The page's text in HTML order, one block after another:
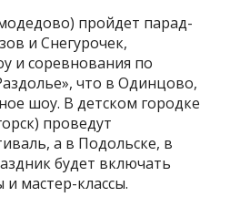
пройдет парад-
и Снегурочек,
и соревнования по
что в Одинцово,
шоу. В детском городке
проведут
а в Подольске, в
будет включать
мастер-классы.